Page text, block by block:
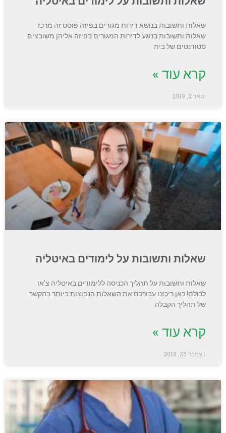
שאלות ותשובות בנושא דירות מגורים בפיזה פוסט זה מרכז
שאלות ותשובות בנוגע לדירות המגורים בפיזה אליהן משובצים
סטודנטים של בית
קרא עוד »
ינואר 2, 2019
שאלות ותשובות על לימודים באיטליה
שאלות ותשובות על תהליך הכניסה ללימודים באיטליה צ'או
לכולם! כאן ריכזנו עבורכם את השאלות הנפוצות ביותר בהקשר
של תהליך הקבלה
קרא עוד »
דצמבר 25, 2018